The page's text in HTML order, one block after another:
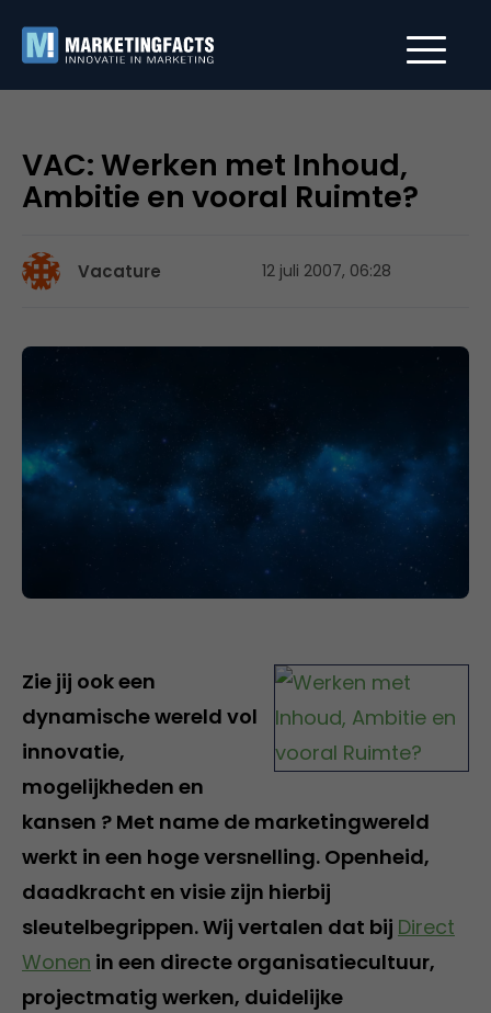
VAC: Werken met Inhoud,
Ambitie en vooral Ruimte?
Vacature 12 juli 2007, 06:28
Zie jij ook een
dynamische wereld vol
innovatie,
mogelijkheden en
kansen ? Met name de marketingwereld
werkt in een hoge versnelling. Openheid,
daadkracht en visie zijn hierbij
sleutelbegrippen. Wij vertalen dat bij Direct
Wonen in een directe organisatiecultuur,
projectmatig werken, duidelijke